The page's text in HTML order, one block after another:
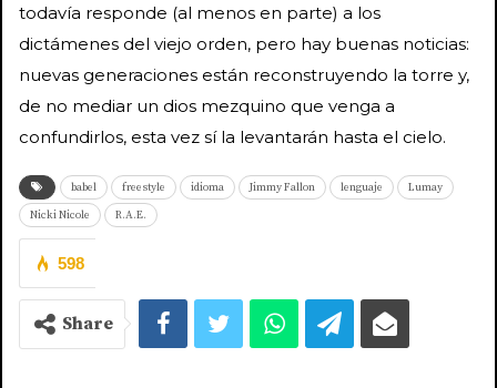
todavía responde (al menos en parte) a los
dictámenes del viejo orden, pero hay buenas noticias:
nuevas generaciones están reconstruyendo la torre y,
de no mediar un dios mezquino que venga a
confundirlos, esta vez sí la levantarán hasta el cielo.
babel freestyle idioma Jimmy Fallon lenguaje Lumay
Nicki Nicole R.A.E.
598
Share